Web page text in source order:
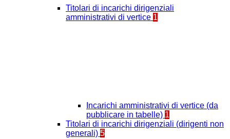
Titolari di incarichi dirigenziali
amministrativi di vertice 1
Incarichi amministrativi di vertice (da
pubblicare in tabelle) 1
Titolari di incarichi dirigenziali (dirigenti non
generali) 5